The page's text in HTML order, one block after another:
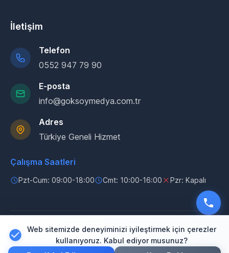
İletişim
Telefon
0552 947 79 90
E-posta
info@goksoymedya.com.tr
Adres
Türkiye Geneli Hizmet
Çalışma Saatleri
Pzt-Cum: 09:00-18:00 Cmt: 10:00-16:00 Pzr: Kapalı
© 2025 Göksoy Medya. Tüm hakları saklıdır.
Gizlilik PolitikasıKullanım KoşullarıÇerez Politikası
Web sitemizde deneyiminizi iyileştirmek için çerezler
kullanıyoruz. Kabul ediyor musunuz?